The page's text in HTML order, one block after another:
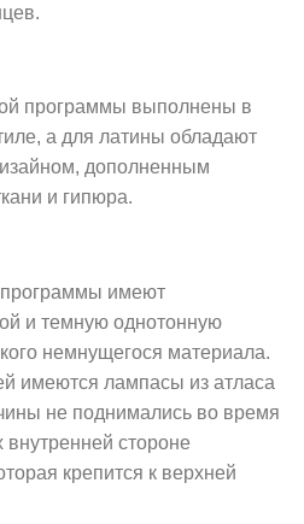
программы выполнены в
а для латины обладают
дополненным
и гипюра.
программы имеют
и темную однотонную
немнущегося материала.
имеются лампасы из атласа
не поднимались во время
стороне
крепится к верхней